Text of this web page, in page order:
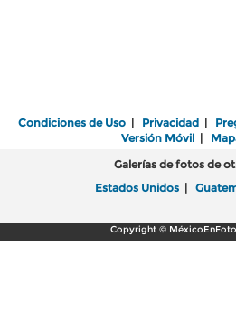
Condiciones de Uso | Privacidad |
Versión Móvil|
Galerías de fotos de
Estados Unidos |
Copyright ©